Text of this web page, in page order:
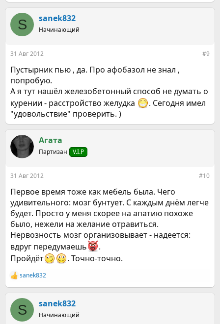
Вчера кстати чуть не сорвался , целый день в напряжении ,
к вечеру просто паника началась, не расслабиться - не
заснуть , мысли одолевали, было очень тяжело. Сегодня
гораздо лучше , но всё равно мысли бродят. Мозгом
понимаю , что всё это в голове сидит большей частью , но
находит слов , чтобы объяснить моё состояние.
И поэтому вопрос - кто как расслабляется? Что
использовать можно , дыхание там особое или травки
какие?
к
ц
и
S sanek832
Начинающий
31 Авг 2012 #9
Пустырник пью , да. Про афобазол не знал ,
попробую.
А я тут нашёл железобетонный способ не думать о
курении - расстройство желудка
. Сегодня имел
"удовольствие" проверить. )
Агата
Партизан V.I.P
31 Авг 2012 #10
Первое время тоже как мебель была. Чего
удивительного: мозг бунтует. С каждым днём легче
будет. Просто у меня скорее на апатию похоже
было, нежели на желание отравиться.
Нервозность мозг организовывает - надеется:
вдруг передумаешь
.
Пройдёт
. Точно-точно.
Р
е
к
ц
и
sanek832
S sanek832
Начинающий